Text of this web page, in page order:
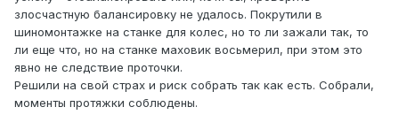
злосчастную балансировку не удалось. Покрутили в
шиномонтажке на станке для колес, но то ли зажали так, то
ли еще что, но на станке маховик восьмерил, при этом это
явно не следствие проточки.
Решили на свой страх и риск собрать так как есть. Собрали,
моменты протяжки соблюдены.